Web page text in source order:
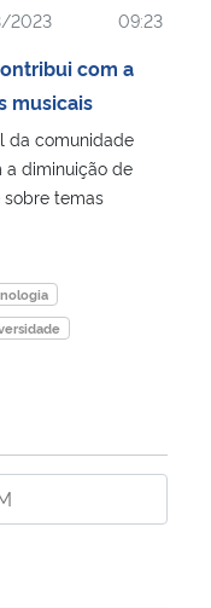
2023 09:23
com a
musicais
da comunidade
a diminuição de
temas